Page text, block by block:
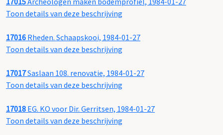
Toon details van deze beschrijving
17016 Rheden. Schaapskooi, 1984-01-27
Toon details van deze beschrijving
17017Saslaan 108. renovatie, 1984-01-27
Toon details van deze beschrijving
17018 EG. KO voor Dir. Gerritsen, 1984-01-27
Toon details van deze beschrijving